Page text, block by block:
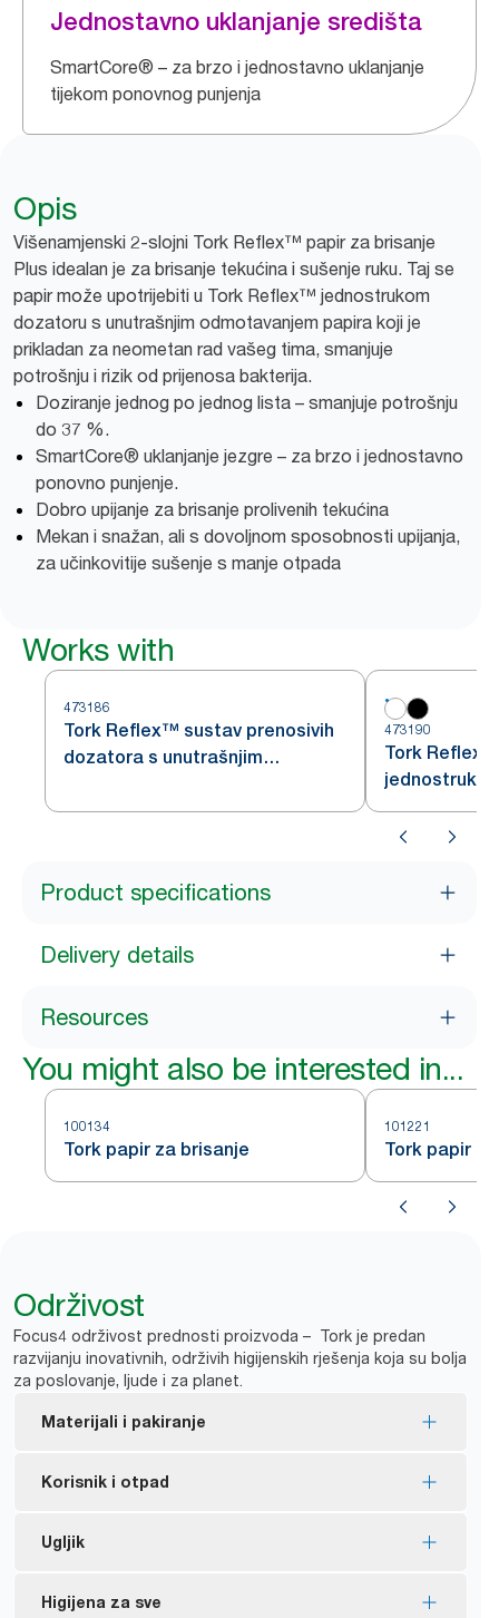
Jednostavno uklanjanje središta
SmartCore® – za brzo i jednostavno uklanjanje
tijekom ponovnog punjenja
Opis
Višenamjenski 2-slojni Tork Reflex™ papir za brisanje
Plus idealan je za brisanje tekućina i sušenje ruku. Taj se
papir može upotrijebiti u Tork Reflex™ jednostrukom
dozatoru s unutrašnjim odmotavanjem papira koji je
prikladan za neometan rad vašeg tima, smanjuje
potrošnju i rizik od prijenosa bakterija.
Doziranje jednog po jednog lista – smanjuje potrošnju
do 37 %.
SmartCore® uklanjanje jezgre – za brzo i jednostavno
ponovno punjenje.
Dobro upijanje za brisanje prolivenih tekućina
Mekan i snažan, ali s dovoljnom sposobnosti upijanja,
za učinkovitije sušenje s manje otpada
Works with
473186
Tork Reflex™ sustav prenosivih
dozatora s unutrašnjim
473190
Tork
jednostrukih
unutrašnjim
Product specifications
Delivery details
Resources
You might also be interested in...
100134
Tork papir za brisanje
101221
Tork papir
Održivost
Focus4 održivost prednosti proizvoda – Tork je predan
razvijanju inovativnih, održivih higijenskih rješenja koja su bolja
za poslovanje, ljude i za planet.
Materijali i pakiranje
Oznaka FSC® – proizvod je izrađen od vlakana iz
Većina asortimana certificirano je EU eko-
Korisnik i otpad
Doziranje pojedinačnog lista za kontroliranu
* Statistika internog istraživanja provedenog tijekom 4 tjedna.
Ugljik
Ugljično neutralni certificirani dozatori –
Higijena za sve